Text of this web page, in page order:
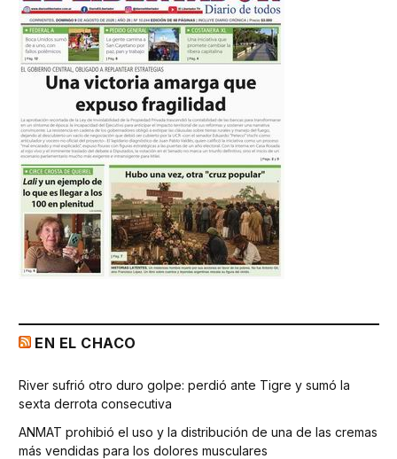
EN EL CHACO
River sufrió otro duro golpe: perdió ante Tigre y sumó la
sexta derrota consecutiva
ANMAT prohibió el uso y la distribución de una de las cremas
más vendidas para los dolores musculares